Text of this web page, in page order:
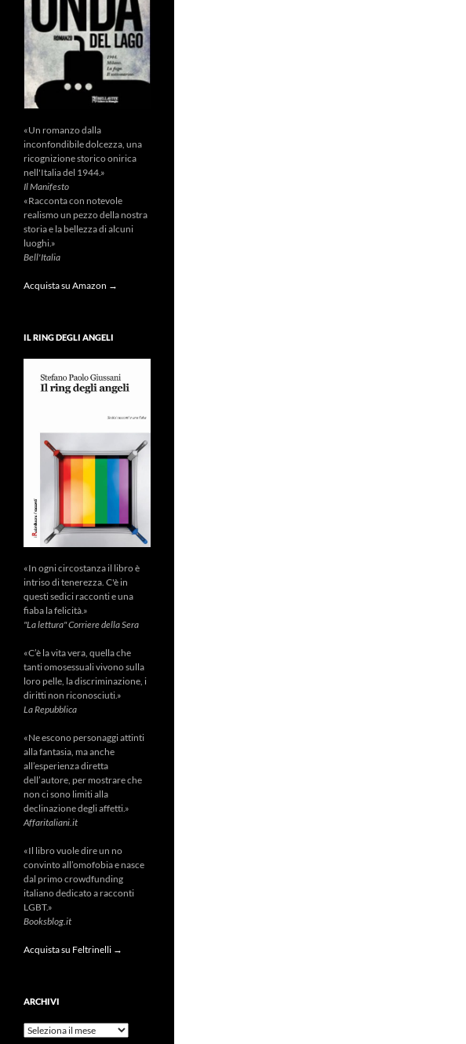
«Un romanzo dalla
inconfondibile dolcezza, una
ricognizione storico onirica
nell'Italia del 1944.»
Il Manifesto
«Racconta con notevole
realismo un pezzo della nostra
storia e la bellezza di alcuni
luoghi.»
Bell'Italia
Acquista su Amazon →
IL RING DEGLI ANGELI
«In ogni circostanza il libro è
intriso di tenerezza. C'è in
questi sedici racconti e una
fiaba la felicità.»
"La lettura" Corriere della Sera
«C’è la vita vera, quella che
tanti omosessuali vivono sulla
loro pelle, la discriminazione, i
diritti non riconosciuti.»
La Repubblica
«Ne escono personaggi attinti
alla fantasia, ma anche
all’esperienza diretta
dell’autore, per mostrare che
non ci sono limiti alla
declinazione degli affetti.»
Affaritaliani.it
«Il libro vuole dire un no
convinto all’omofobia e nasce
dal primo crowdfunding
italiano dedicato a racconti
LGBT.»
Booksblog.it
Acquista su Feltrinelli →
ARCHIVI
Archivi